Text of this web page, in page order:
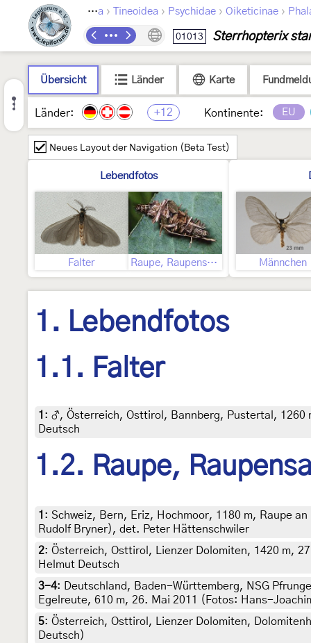
Lepidoptera › Tineoidea › Psychidae › Oiketicinae ›
01013 Sterrhopterix
Übersicht Länder Karte
Länder: +12 Kontinente: EU
Neues Layout der Navigation (Beta Test)
Lebendfotos
Falter Raupe, Raupensack Männchen
1. Lebendfotos
1.1. Falter
1 : ♂, Österreich, Osttirol, Bannberg, Pustertal,
Deutsch
1.2. Raupe,
1 : Schweiz, Bern, Eriz, Hochmoor, 1180 m, Raupe an
Rudolf Bryner), det. Peter Hättenschwiler
2: Österreich, Osttirol, Lienzer Dolomiten, 1420 m,
Helmut Deutsch
3-4:
Deutschland, Baden-Württemberg, NSG
Egelreute, 610 m, 26. Mai 2011 (Fotos: Hans-
5: Österreich, Osttirol, Lienzer Dolomiten,
Deutsch)